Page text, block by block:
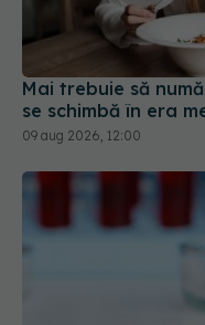
Mai trebuie să
se schimbă în era
09 aug 2026, 12:00